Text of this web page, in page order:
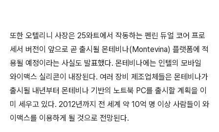
또한 오텔리니 사장은 25와트에서 작동하는 펜린 듀얼 코어 프로
세서 버전이 앞으로 곧 출시될 몬테비나(Montevina) 플랫폼에 적
용될 예정이라는 사실도 발표했다. 몬테비나에는 인텔의 모바일
와이맥스 실리콘이 내장된다. 여러 장비 제조업체들은 몬테비나가
출시될 내년부터 몬테비나 기반의 노트북 PC를 출시할 계획을 이
미 세우고 있다. 2012년까지 전 세계 약 10억 명 이상 사람들이 와
이맥스를 이용하게 될 것으로 전망된다.